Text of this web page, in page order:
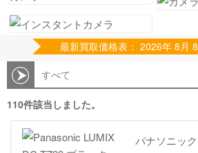
最新買取価格表： 2026年 8月
すべて
110件該当しました。
パナソニック